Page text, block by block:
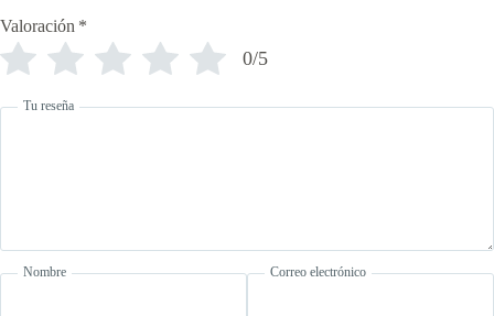
Valoración *
0/5
Tu reseña
Nombre Correo electrónico